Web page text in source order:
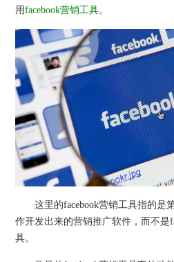
用facebook营销工具。
这里的facebook营销工具指的是第
作开发出来的营销推广软件，而不是
具。